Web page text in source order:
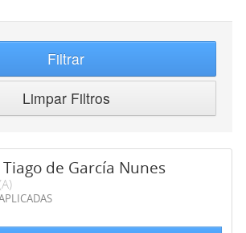
Filtrar
Limpar Filtros
Tiago de García Nunes